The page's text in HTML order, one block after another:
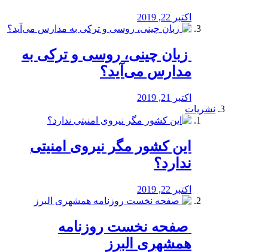
اکتبر 22, 2019
️ زبان چینی، روسی و ترکی به
مدارس می‌آید؟
اکتبر 21, 2019
نشریات
این کشور مگر نیروی امنیتی
ندارد؟
اکتبر 22, 2019
️ صفحه نخست روزنامه‌
همشهری البرز